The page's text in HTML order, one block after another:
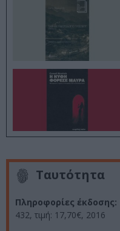
Ταυτότητα
Πληροφορίες έκδοσης:
432, τιμή: 17,70€, 2016